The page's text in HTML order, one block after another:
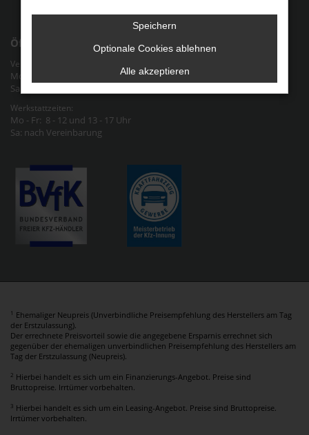
Impressum
Öffnungszeiten
Verkauf & Verwaltung:
Mo - Fr: 9 - 12 und 13 - 18 Uhr
Sa: nach Vereinbarung
Werkstattzeiten:
Mo - Fr: 8 - 12 und 13 - 17 Uhr
Sa: nach Vereinbarung
1 Ehemaliger Neupreis (Unverbindliche Preisempfehlung des Herstellers am Tag
der Erstzulassung).
Der errechnete Preisvorteil sowie die angegebene Ersparnis errechnet sich
gegenüber der ehemaligen unverbindlichen Preisempfehlung des Herstellers am
Tag der Erstzulassung (Neupreis).
2 Hierbei handelt es sich um ein Finanzierungs-Angebot. Preise sind
Bruttopreise. Irrtümer vorbehalten.
3 Hierbei handelt es sich um ein Leasing-Angebot. Preise sind Bruttopreise.
Irrtümer vorbehalten.
Speichern
Optionale Cookies ablehnen
Alle akzeptieren